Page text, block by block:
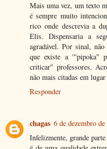
Mais uma vez, um texto
é sempre muito
rico onde descrevia a
Elis. Dispensaria a
agradável. Por sinal,
que existe a '"pipoka"
criticar" professores.
não mais citadas em
Responder
chagas 6 de dezembro
Infelizmente, grande